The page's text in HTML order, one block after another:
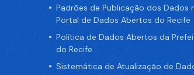
Padrões de Publicação dos Dados
Portal de Dados Abertos do Recife
Política de Dados Abertos da
do Recife
Sistemática de Atualização de